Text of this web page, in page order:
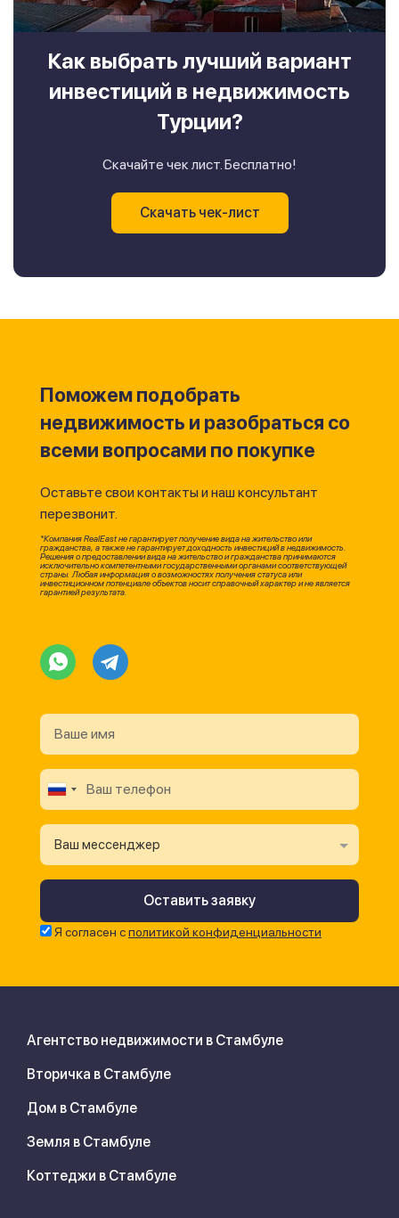
Как выбрать лучший вариант
инвестиций в недвижимость
Турции?
Скачайте чек лист. Бесплатно!
Скачать чек-лист
Поможем подобрать
недвижимость и разобраться со
всеми вопросами по покупке
Оставьте свои контакты и наш консультант
перезвонит.
*Компания RealEast не гарантирует получение вида на жительство или
гражданства, а также не гарантирует доходность инвестиций в недвижимость.
Решения о предоставлении вида на жительство и гражданства принимаются
исключительно компетентными государственными органами соответствующей
страны. Любая информация о возможностях получения статуса или
инвестиционном потенциале объектов носит справочный характер и не является
гарантией результата.
Ваш мессенджер
Я согласен сполитикой конфиденциальности
Агентство недвижимости в Стамбуле
Вторичка в Стамбуле
Дом в Стамбуле
Земля в Стамбуле
Коттеджи в Стамбуле